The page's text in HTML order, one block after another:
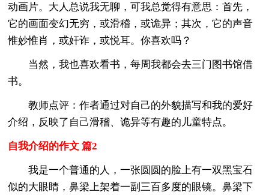
动画片。大人总说我无聊，可我总觉得有意思：首先，
它的画面变幻无穷，或滑稽，或诡异；其次，它的声音
惟妙惟肖，或奸诈，或悦耳。你喜欢吗？
当然，我也喜欢看书，每周我都会去三门图书馆借
书。
教师点评：作者通过对自己的外貌描写和我的爱好
介绍，反映了自己滑稽、诡异等有趣的儿童特点。
自我介绍的作文 篇2
我是一个普通的人，一张圆圆的脸上有一双黑宝石
似的大眼睛，鼻梁上架着一副三百多度的眼镜。鼻梁下